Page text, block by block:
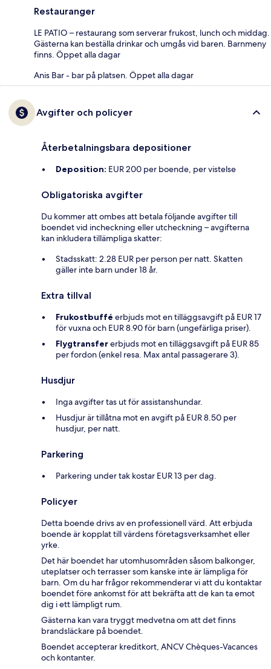
Restauranger
LE PATIO – restaurang som serverar frukost, lunch och middag.
Gästerna kan beställa drinkar och umgås vid baren. Barnmeny
finns. Öppet alla dagar
Anis Bar - bar på platsen. Öppet alla dagar
Avgifter och policyer
Återbetalningsbara depositioner
Deposition: EUR 200 per boende, per vistelse
Obligatoriska avgifter
Du kommer att ombes att betala följande avgifter till
boendet vid incheckning eller utcheckning – avgifterna
kan inkludera tillämpliga skatter:
Stadsskatt: 2.28 EUR per person per natt. Skatten
gäller inte barn under 18 år.
Extra tillval
Frukostbuffé erbjuds mot en tilläggsavgift på EUR 17
för vuxna och EUR 8.90 för barn (ungefärliga priser).
Flygtransfererbjuds mot en tilläggsavgift på EUR 85
per fordon (enkel resa. Max antal passagerare 3).
Husdjur
Inga avgifter tas ut för assistanshundar.
Husdjur är tillåtna mot en avgift på EUR 8.50 per
husdjur, per natt.
Parkering
Parkering under tak kostar EUR 13 per dag.
Policyer
Detta boende drivs av en professionell värd. Att erbjuda
boende är kopplat till värdens företagsverksamhet eller
yrke.
Det här boendet har utomhusområden såsom balkonger,
uteplatser och terrasser som kanske inte är lämpliga för
barn. Om du har frågor rekommenderar vi att du kontaktar
boendet före ankomst för att bekräfta att de kan ta emot
dig i ett lämpligt rum.
Gästerna kan vara tryggt medvetna om att det finns
brandsläckare på boendet.
Boendet accepterar kreditkort, ANCV Chèques-Vacances
och kontanter.